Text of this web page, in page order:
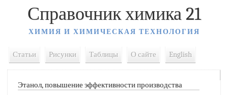
Справочник химика 21
ХИМИЯ И ХИМИЧЕСКАЯ ТЕХНОЛОГИЯ
Статьи Рисунки Таблицы О сайте English
Этанол, повышение эффективности производства